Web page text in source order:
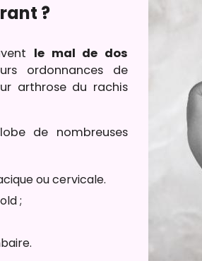
?
le mal de dos
ordonnances de
arthrose du rachis
de nombreuses
ou cervicale.
;